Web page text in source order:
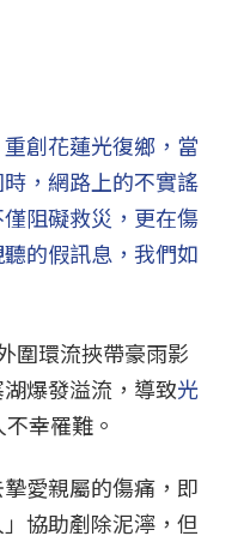
創花蓮光復鄉，當
，網路上的不實謠
阻礙救災，更在傷
的假訊息，我們如
圍環流挾帶豪雨影
爆發溢流，導致光
幸罹難。
愛親屬的傷痛，即
協助剷除泥濘，但